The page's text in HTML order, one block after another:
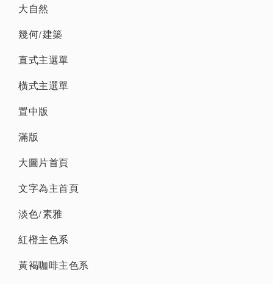
大自然
幾何/建築
直式主選單
橫式主選單
置中版
滿版
大圖片首頁
文字為主首頁
淡色/素雅
紅橙主色系
黃褐咖啡主色系